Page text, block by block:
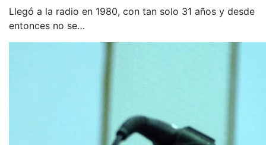
Llegó a la radio en 1980, con tan solo 31 años y desde
entonces no se…